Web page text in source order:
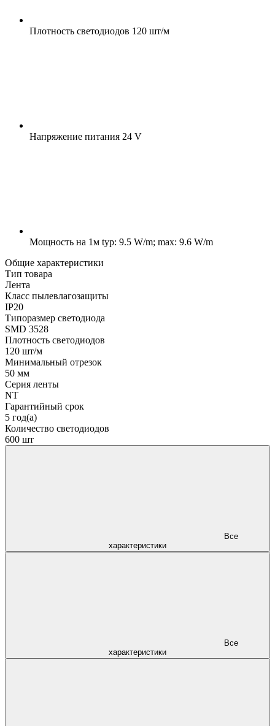
Плотность светодиодов 120 шт/м
Напряжение питания 24 V
Мощность на 1м typ: 9.5 W/m; max: 9.6 W/m
Общие характеристики
Тип товара
Лента
Класс пылевлагозащиты
IP20
Типоразмер светодиода
SMD 3528
Плотность светодиодов
120 шт/м
Минимальный отрезок
50 мм
Серия ленты
NT
Гарантийный срок
5 год(а)
Количество светодиодов
600 шт
характеристики
характеристики